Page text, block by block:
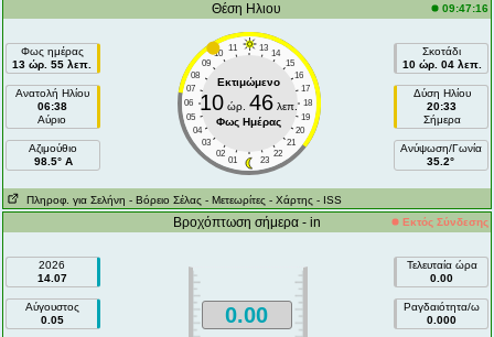
Θέση Ηλιου 09:47:16
Φως ημέρας
13 ώρ. 55 λεπ.
Ανατολή Ηλίου
06:38
Αύριο
Aζιμούθιο
98.5° A
11 13
10
14
09
15
08
16
07
17
06
18
05
19
04
20
03
21
02
22
01 23
Εκτιμώμενο
10 ώρ.46 λεπ.
Φως Ημέρας
Σκοτάδι
10 ώρ. 04 λεπ.
Δύση Ηλίου
20:33
Σήμερα
Ανύψωση/Γωνία
35.2°
Πληροφ. για Σελήνη - Βόρειο Σέλας - Μετεωρίτες - Χάρτης - ISS
Βροχόπτωση σήμερα - in Εκτός Σύνδεσης
2026
14.07
Αύγουστος
0.05
0.00
Τελευταία ώρα
0.00
Ραγδαιότητα/ω
0.000